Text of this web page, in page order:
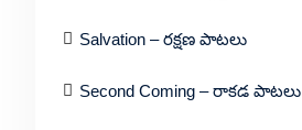
Salvation – రక్షణ పాటలు
Second Coming – రాకడ పాటలు